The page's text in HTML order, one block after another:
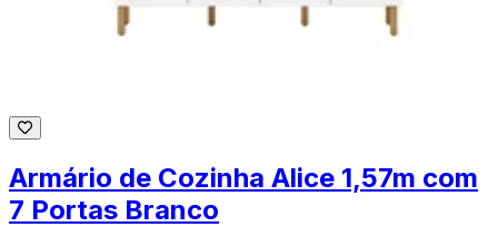
Armário de Cozinha Alice 1,57m com
7 Portas Branco